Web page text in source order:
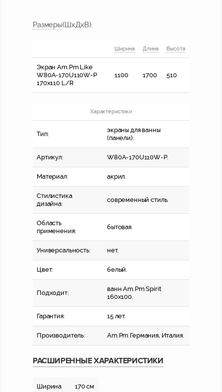
Размеры(ШхДхВ):
Ширина Длина Высота
Экран Am.Pm Like
W80A-170U110W-P
170x110 L/R
1100 1700 510
Характеристики
Тип:
экраны для ванны
(панели).
Артикул: W80A-170U110W-P.
Материал: акрил.
Стилистика
дизайна:
современный стиль.
Область
применения:
бытовая.
Универсальность: нет.
Цвет: белый.
Подходит:
ванн Am.Pm Spirit
160x100.
Гарантия: 15 лет.
Производитель: Am.Pm Германия, Италия.
РАСШИРЕННЫЕ ХАРАКТЕРИСТИКИ
Ширина 170 см